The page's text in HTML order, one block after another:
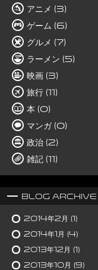
アニメ (3)
ゲーム (6)
グルメ (7)
ラーメン (5)
映画 (3)
旅行 (11)
本 (0)
マンガ (0)
政治 (2)
雑記 (11)
Blog Archive
2014年2月 (1)
2014年1月 (4)
2013年12月 (1)
2013年10月 (9)